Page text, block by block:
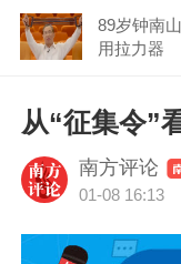
89岁钟南
用拉力器
从“征集令”
南方评论
01-08 16:13